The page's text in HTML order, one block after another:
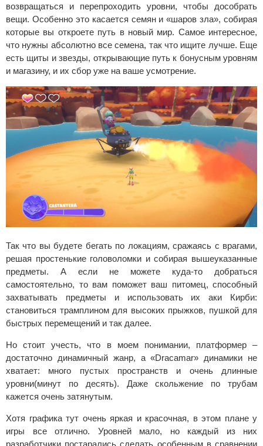
возвращаться и перепроходить уровни, чтобы дособрать
вещи. Особенно это касается семян и «шаров зла», собирая
которые вы откроете путь в новый мир. Самое интересное,
что нужны абсолютно все семена, так что ищите лучше. Еще
есть щиты и звезды, открывающие путь к бонусным уровням
и магазину, и их сбор уже на ваше усмотрение.
Так что вы будете бегать по локациям, сражаясь с врагами,
решая простенькие головоломки и собирая вышеуказанные
предметы. А если не можете куда-то добраться
самостоятельно, то вам поможет ваш питомец, способный
захватывать предметы и использовать их аки Кирби:
становиться трамплином для высоких прыжков, пушкой для
быстрых перемещений и так далее.
Но стоит учесть, что в моем понимании, платформер –
достаточно динамичный жанр, а «Dracamar» динамики не
хватает: много пустых пространств и очень длинные
уровни(минут по десять). Даже скольжение по трубам
кажется очень затянутым.
Хотя графика тут очень яркая и красочная, в этом плане у
игры все отлично. Уровней мало, но каждый из них